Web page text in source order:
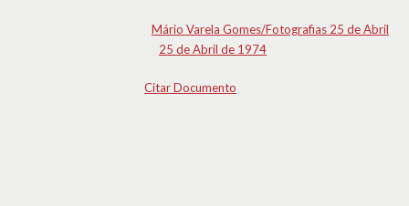
Mário Varela Gomes/Fotografias 25 de Abril
25 de Abril de 1974
Citar Documento